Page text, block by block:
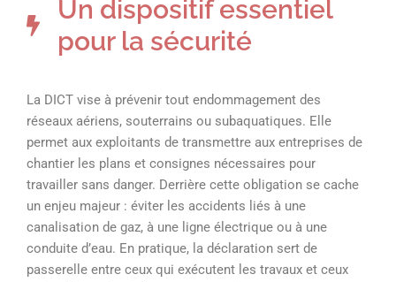
Un dispositif essentiel
pour la sécurité
La DICT vise à prévenir tout endommagement des
réseaux aériens, souterrains ou subaquatiques. Elle
permet aux exploitants de transmettre aux entreprises de
chantier les plans et consignes nécessaires pour
travailler sans danger. Derrière cette obligation se cache
un enjeu majeur : éviter les accidents liés à une
canalisation de gaz, à une ligne électrique ou à une
conduite d’eau. En pratique, la déclaration sert de
passerelle entre ceux qui exécutent les travaux et ceux